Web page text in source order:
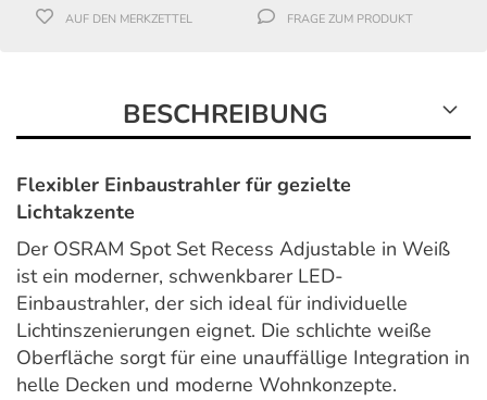
AUF DEN MERKZETTEL FRAGE ZUM PRODUKT
BESCHREIBUNG
Flexibler Einbaustrahler für gezielte
Lichtakzente
Der OSRAM Spot Set Recess Adjustable in Weiß
ist ein moderner, schwenkbarer LED-
Einbaustrahler, der sich ideal für individuelle
Lichtinszenierungen eignet. Die schlichte weiße
Oberfläche sorgt für eine unauffällige Integration in
helle Decken und moderne Wohnkonzepte.